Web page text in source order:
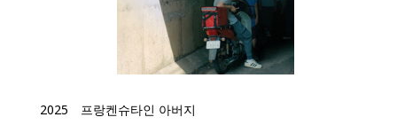
2025
프랑켄슈타인 아버지